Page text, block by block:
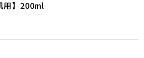
用】200ml